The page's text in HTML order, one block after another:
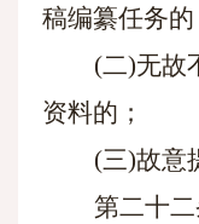
稿编纂任务的
(二)无故
资料的；
(三)故意
第二十